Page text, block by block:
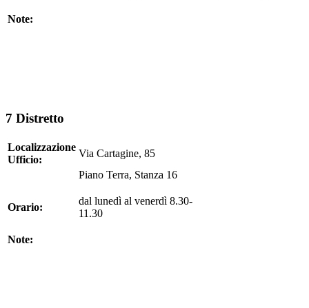
Note:
7 Distretto
Localizzazione
Ufficio:
Via Cartagine, 85
Piano Terra, Stanza 16
Orario:
dal lunedì al venerdì 8.30-
Note: